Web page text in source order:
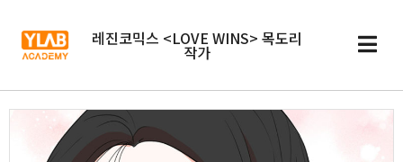
레진코믹스 <LOVE WINS> 목도리
작가